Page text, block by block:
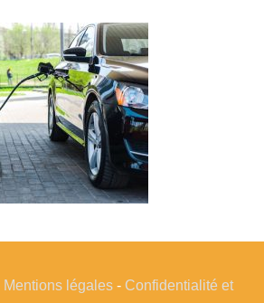
Mentions légales- Confidentialité et